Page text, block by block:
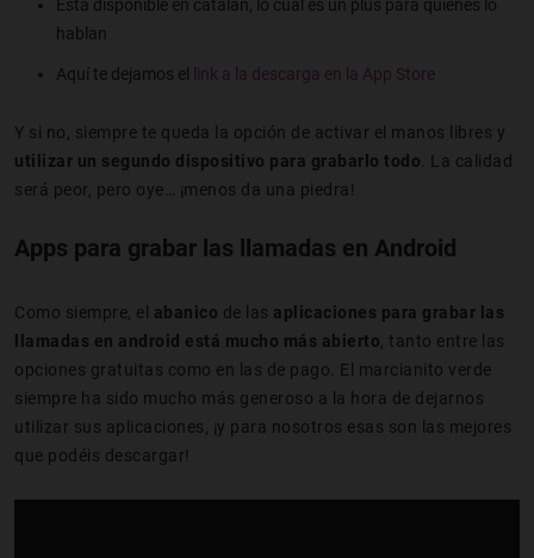
Está disponible en catalán, lo cual es un plus para quienes lo
hablan
Aquí te dejamos el link a la descarga en la App Store
Y si no, siempre te queda la opción de activar el manos libres y
utilizar un segundo dispositivo para grabarlo todo . La calidad
será peor, pero oye… ¡menos da una piedra!
Apps para grabar las llamadas en Android
Como siempre, el abanico de las aplicaciones para grabar las
llamadas en android está mucho más abierto , tanto entre las
opciones gratuitas como en las de pago. El marcianito verde
siempre ha sido mucho más generoso a la hora de dejarnos
utilizar sus aplicaciones, ¡y para nosotros esas son las mejores
que podéis descargar!